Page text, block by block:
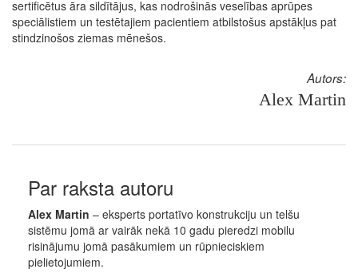
sertificētus āra sildītājus, kas nodrošinās veselības aprūpes
speciālistiem un testētajiem pacientiem atbilstošus apstākļus pat
stindzinošos ziemas mēnešos.
Autors:
Alex Martin
Par raksta autoru
Alex Martin – eksperts portatīvo konstrukciju un telšu
sistēmu jomā ar vairāk nekā 10 gadu pieredzi mobilu
risinājumu jomā pasākumiem un rūpnieciskiem
pielietojumiem.